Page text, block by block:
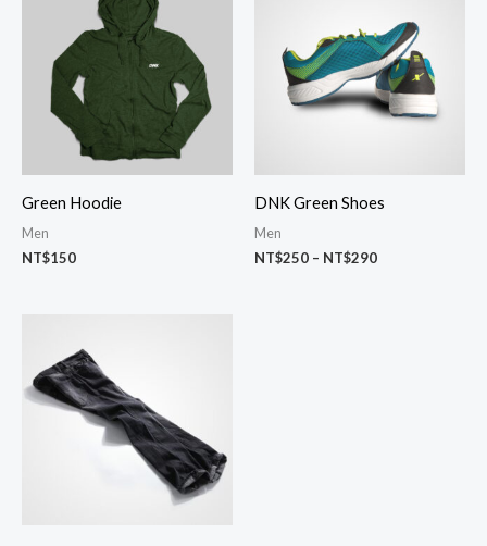
Green Hoodie
Men
NT$150
DNK Green Shoes
Men
NT$250 – NT$290
圍：
NT$250
到
NT$290